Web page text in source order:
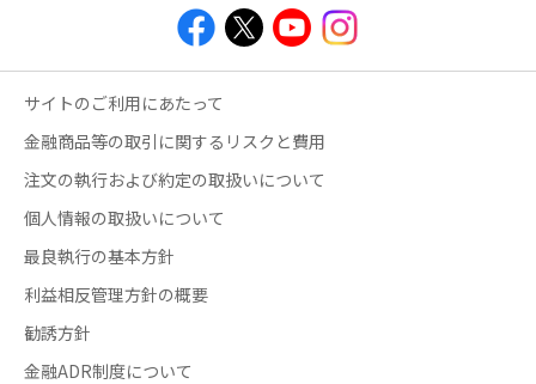
サイトのご利用にあたって
金融商品等の取引に関するリスクと費用
注文の執行および約定の取扱いについて
個人情報の取扱いについて
最良執行の基本方針
利益相反管理方針の概要
勧誘方針
金融ADR制度について